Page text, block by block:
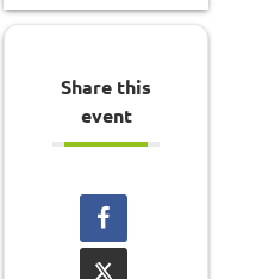
Share this
event